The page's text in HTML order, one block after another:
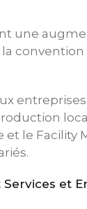
une
le Facility
et